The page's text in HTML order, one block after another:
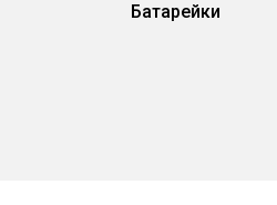
Батарейки